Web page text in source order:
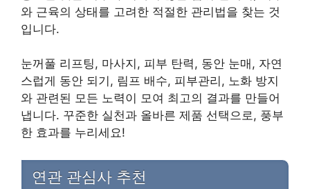
와 근육의 상태를 고려한 적절한 관리법을 찾는 것
입니다.
눈꺼풀 리프팅, 마사지, 피부 탄력, 동안 눈매, 자연
스럽게 동안 되기, 림프 배수, 피부관리, 노화 방지
와 관련된 모든 노력이 모여 최고의 결과를 만들어
냅니다. 꾸준한 실천과 올바른 제품 선택으로, 풍부
한 효과를 누리세요!
연관 관심사 추천